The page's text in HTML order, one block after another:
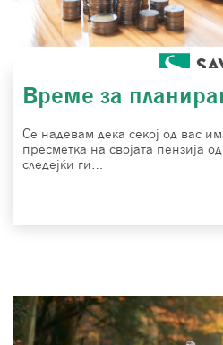
Време за
Се надевам дека секој од вас
пресметка на својата пензија
следејќи ги…